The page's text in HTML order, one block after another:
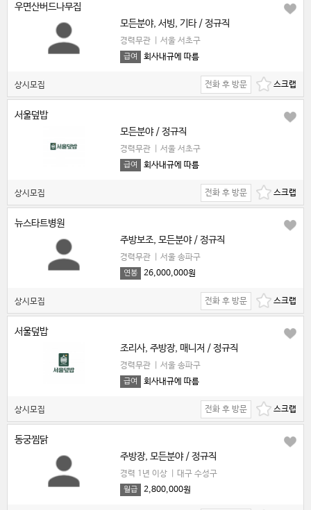
우면산버드나무집
모든분야, 서빙, 기타 / 정규직
경력무관 서울 서초구
급여 회사내규에 따름
상시모집 전화 후 방문
서울덮밥
모든분야 / 정규직
경력무관 서울 서초구
급여 회사내규에 따름
상시모집 전화 후 방문
뉴스타트병원
주방보조, 모든분야 / 정규직
경력무관 서울 송파구
연봉 26,000,000원
상시모집 전화 후 방문
서울덮밥
조리사, 주방장, 매니저 / 정규직
경력무관 서울 송파구
급여 회사내규에 따름
상시모집 전화 후 방문
동궁찜닭
주방장, 모든분야 / 정규직
경력 1년 이상 대구 수성구
월급 2,800,000원